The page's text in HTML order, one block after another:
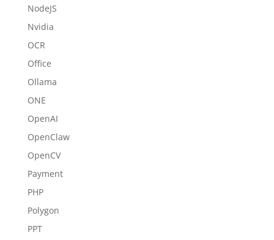
NodeJS
Nvidia
OCR
Office
Ollama
ONE
OpenAI
OpenClaw
OpenCV
Payment
PHP
Polygon
PPT